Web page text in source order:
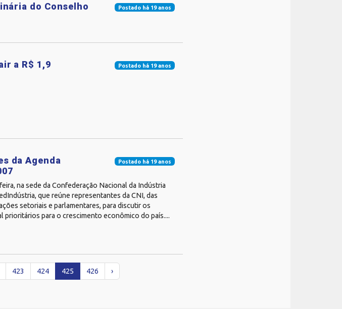
Postado há 19 anos
do Conselho
Postado há 19 anos
a R$ 1,9
Postado há 19 anos
da Agenda
na sede da Confederação Nacional da Indústria
que reúne representantes da CNI, das
setoriais e parlamentares, para discutir os
para o crescimento econômico do país....
423 424 425 426 ›